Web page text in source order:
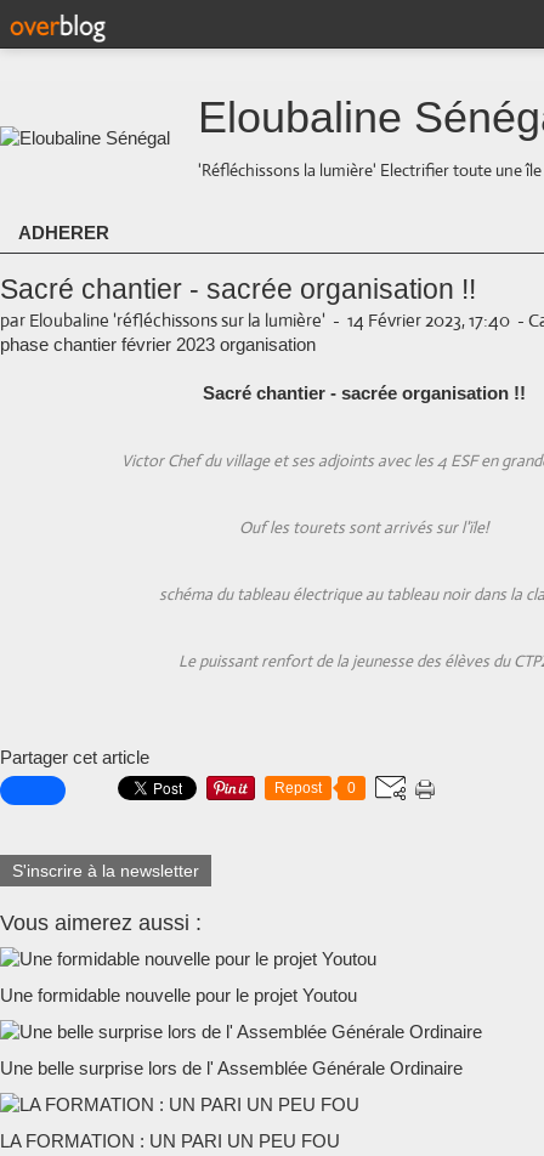
Eloubaline
'Réfléchissons la lumière' Electrifier toute une
ADHERER
Sacré chantier - sacrée organisation !!
par Eloubaline 'réfléchissons sur la lumière' - 14 Février 2023, 17:40 -
phase chantier février 2023 organisation
Sacré chantier - sacrée organisation !!
Victor Chef du village et ses adjoints avec les 4 ESF en
Ouf les tourets sont arrivés sur l'ïle!
schéma du tableau électrique au tableau noir dans la
Le puissant renfort de la jeunesse des élèves du
Partager cet article
Repost 0
S'inscrire à la newsletter
Vous aimerez aussi :
Une formidable nouvelle pour le projet Youtou
Une belle surprise lors de l' Assemblée Générale Ordinaire
LA FORMATION : UN PARI UN PEU FOU